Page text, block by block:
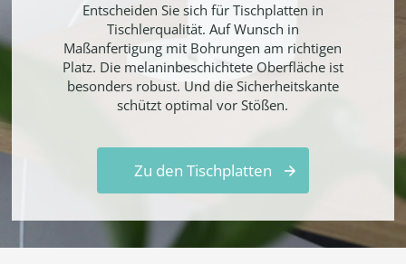
Entscheiden Sie sich für Tischplatten in
Tischlerqualität. Auf Wunsch in
Maßanfertigung mit Bohrungen am richtigen
Platz. Die melaninbeschichtete Oberfläche ist
besonders robust. Und die Sicherheitskante
schützt optimal vor Stößen.
Zu den Tischplatten